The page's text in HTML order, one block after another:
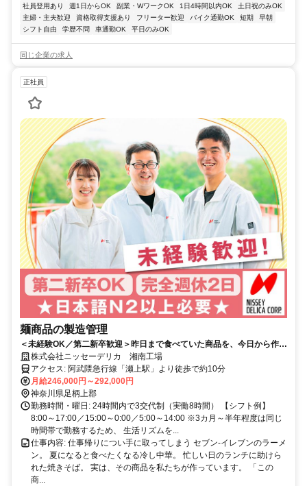
社員登用あり 週1日からOK 副業・WワークOK 1日4時間以内OK
土日祝のみOK
主婦・主夫歓迎
資格取得支援あり フリーター歓迎 バイク通勤OK 短期
早朝
シフト自由
学歴不問 車通勤OK 平日のみOK
同じ企業の求人
正社員
麺商品の製造管理
＜未経験OK／第二新卒歓迎＞昨日まで食べていた商品を、今日から作る
側へ。セブン-イレブンのうどんやラーメンを作る食品会社◎
株式会社ニッセーデリカ 湘南工場
アクセス: 阿武隈急行線「瀬上駅」より徒歩で約10分
月給246,000円～292,000円
神奈川県足柄上郡
勤務時間・曜日: 24時間内で3交代制（実働8時間） 【シフト例】
8:00～17:00／15:00～0:00／5:00～14:00 ※3カ月～半年程度は同じ
時間帯で勤務するため、 生活リズムを...
仕事内容: 仕事帰りについ手に取ってしまう セブン-イレブンのラーメ
ン。 夏になると食べたくなる冷し中華。 忙しい日のランチに助けら
れた焼きそば。 実は、その商品を私たちが作っています。 「この
商...